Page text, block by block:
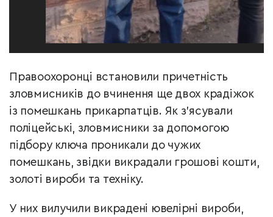
Правоохоронці встановили причетність
зловмисників до вчинення ще двох крадіжок
із помешкань прикарпатців. Як з’ясували
поліцейські, зловмисники за допомогою
підбору ключа проникали до чужих
помешкань, звідки викрадали грошові кошти,
золоті вироби та техніку.
У них вилучили викрадені ювелірні вироби,